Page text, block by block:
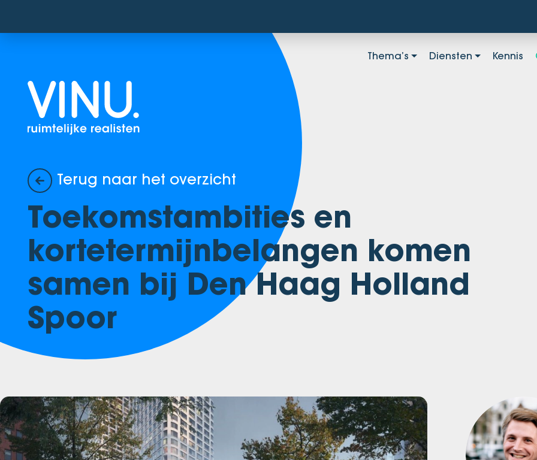
Thema’s Diensten Kennis
Terug naar het overzicht
Toekomstambities en
kortetermijnbelangen komen
samen bij Den Haag Holland
Spoor